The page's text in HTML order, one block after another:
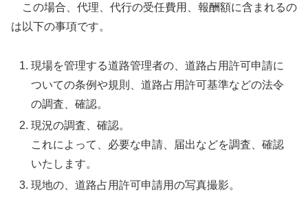
この場合、代理、代行の受任費用、報酬額に含まれるの
は以下の事項です。
現場を管理する道路管理者の、道路占用許可申請に
ついての条例や規則、道路占用許可基準などの法令
の調査、確認。
現況の調査、確認。
これによって、必要な申請、届出などを調査、確認
いたします。
現地の、道路占用許可申請用の写真撮影。